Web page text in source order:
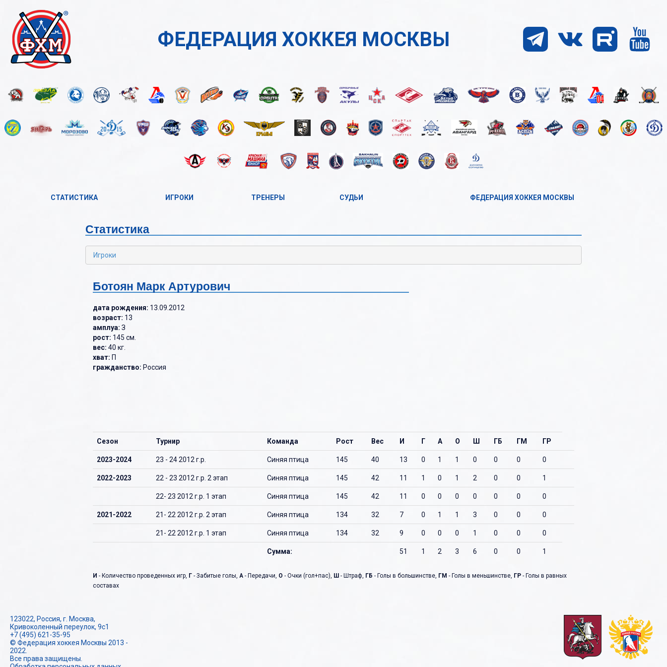
ФЕДЕРАЦИЯ ХОККЕЯ МОСКВЫ
СТАТИСТИКА
2022-2023
2021-2022
2019-2020
2018-2019
2017-2018
2016-2017
2015-2016
ИГРОКИ
Б
Д
Н
О
С
Т
У
Х
ТРЕНЕРЫ
Б
Н
О
С
Т
У
Ф
Х
СУДЬИ
Б
Н
О
Х
ФЕДЕРАЦИЯ ХОККЕЯ МОСКВЫ
Статистика
Игроки
Ботоян Марк Артурович
дата рождения: 13.09.2012
возраст: 13
амплуа: З
рост: 145 см.
вес: 40 кг.
хват: П
гражданство: Россия
Сезон Турнир Команда Рост Вес И Г А О Ш ГБ ГМ ГР
2023-2024 23 - 24 2012 г.р. Синяя птица 145 40 13 0 1 1 0 0 0 0
2022-2023 22 - 23 2012 г.р. 2 этап Синяя птица 145 42 11 1 0 1 2 0 0 1
22- 23 2012 г.р. 1 этап Синяя птица 145 42 11 0 0 0 0 0 0 0
2021-2022 21- 22 2012 г.р. 2 этап Синяя птица 134 32 7 0 1 1 3 0 0 0
21- 22 2012 г.р. 1 этап Синяя птица 134 32 9 0 0 0 1 0 0 0
Сумма: 51 1 2 3 6 0 0 1
И - Количество проведенных игр, Г - Забитые голы, А - Передачи, О - Очки (гол+пас), Ш - Штраф, ГБ - Голы в большинстве, ГМ - Голы в меньшинстве, ГР - Голы в равных
составах
123022, Россия, г. Москва,
Кривоколенный переулок, 9с1
+7 (495) 621-35-95
© Федерация хоккея Москвы 2013 -
2022.
Все права защищены.